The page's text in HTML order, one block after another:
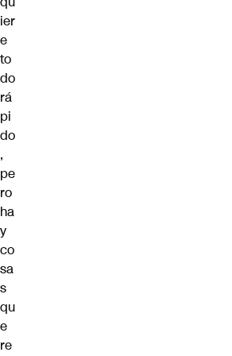
ier
e
to
do
rá
pi
do
,
pe
ro
ha
y
co
sa
s
qu
e
re